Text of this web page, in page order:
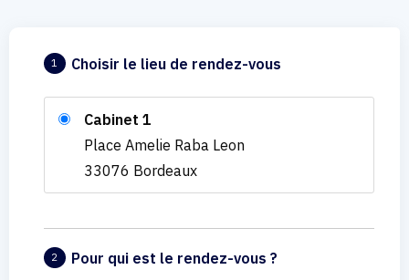
1 Choisir le lieu de rendez-vous
Cabinet 1
Place Amelie Raba Leon
33076 Bordeaux
2 Pour qui est le rendez-vous ?